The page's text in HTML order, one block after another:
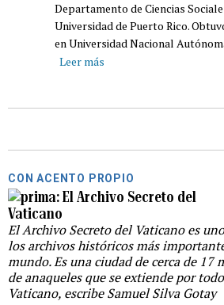
Departamento de Ciencias
Universidad de Puerto Rico.
en Universidad Nacional
Leer más
CON ACENTO PROPIO
El Archivo Secreto del
Vaticano
El Archivo Secreto del Vaticano es
los archivos históricos más
mundo. Es una ciudad de cerca de 17
de anaqueles que se extiende por
Vaticano, escribe Samuel Silva Gotay